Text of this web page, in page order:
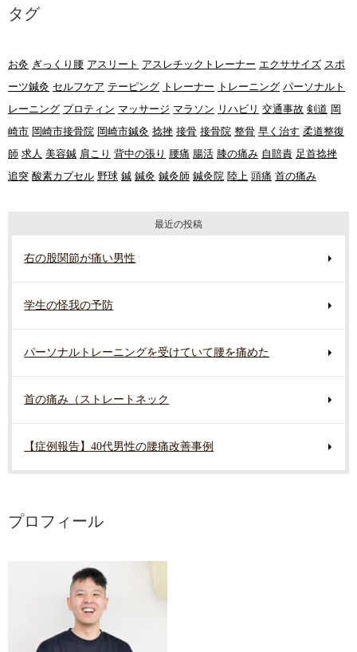
タグ
お灸 ぎっくり腰 アスリート アスレチックトレーナー エクササイズ スポ
ーツ鍼灸 セルフケア テーピング トレーナー トレーニング パーソナルト
レーニング プロティン マッサージ マラソン リハビリ 交通事故 剣道 岡
崎市 岡崎市接骨院 岡崎市鍼灸 捻挫 接骨 接骨院 整骨 早く治す 柔道整復
師 求人 美容鍼 肩こり 背中の張り 腰痛 腸活 膝の痛み 自賠責 足首捻挫
追突 酸素カプセル 野球 鍼 鍼灸 鍼灸師 鍼灸院 陸上 頭痛 首の痛み
最近の投稿
右の股関節が痛い男性
学生の怪我の予防
パーソナルトレーニングを受けていて腰を痛めた
首の痛み（ストレートネック
【症例報告】40代男性の腰痛改善事例
プロフィール